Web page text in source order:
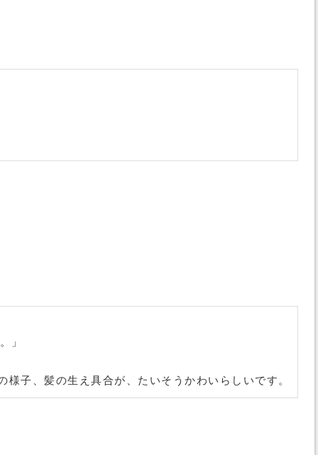
」
様子、髪の生え具合が、たいそうかわいらしいです。